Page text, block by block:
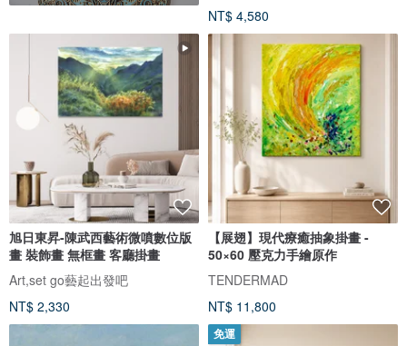
NT$ 4,580
旭日東昇-陳武西藝術微噴數位版
畫 裝飾畫 無框畫 客廳掛畫
Art,set go藝起出發吧
NT$ 2,330
【展翅】現代療癒抽象掛畫 -
50×60 壓克力手繪原作
TENDERMAD
NT$ 11,800
免運